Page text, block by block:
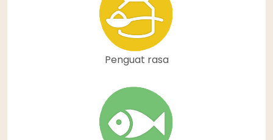
Penguat rasa